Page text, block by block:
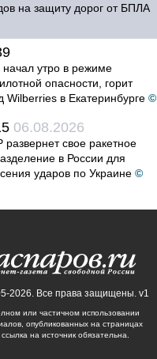
на защиту дорог от БПЛА
начал утро в режиме
опасности, горит
Wilberries в Екатеринбурге ©
06.08.2026
развернет свое ракетное
в России для
ударов по Украине ©
2026. Все права защищены. v1
или частичном использовании
опубликованных на страницах
на источник обязательна.